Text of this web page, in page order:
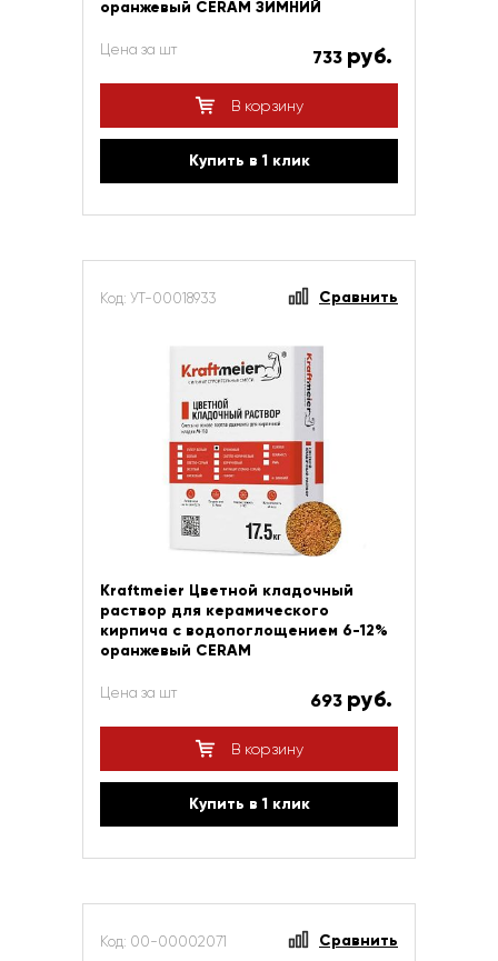
оранжевый CERAM ЗИМНИЙ
Цена за шт 733 руб.
В корзину
Купить в 1 клик
Код: УТ-00018933 Сравнить
Kraftmeier Цветной кладочный
раствор для керамического
кирпича с водопоглощением 6-12%
оранжевый CERAM
Цена за шт 693 руб.
В корзину
Купить в 1 клик
Код: 00-00002071 Сравнить